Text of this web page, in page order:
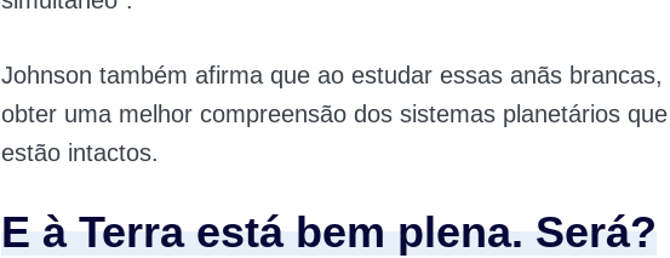
Johnson também afirma que ao estudar essas anãs brancas,
obter uma melhor compreensão dos sistemas planetários
estão intactos.
E à Terra está bem plena. Será?